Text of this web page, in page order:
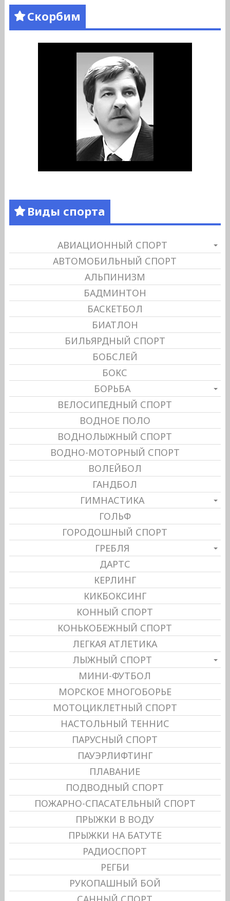
Скорбим
Виды спорта
АВИАЦИОННЫЙ СПОРТ
АВТОМОБИЛЬНЫЙ СПОРТ
АЛЬПИНИЗМ
БАДМИНТОН
БАСКЕТБОЛ
БИАТЛОН
БИЛЬЯРДНЫЙ СПОРТ
БОБСЛЕЙ
БОКС
БОРЬБА
ВЕЛОСИПЕДНЫЙ СПОРТ
ВОДНОЕ ПОЛО
ВОДНОЛЫЖНЫЙ СПОРТ
ВОДНО-МОТОРНЫЙ СПОРТ
ВОЛЕЙБОЛ
ГАНДБОЛ
ГИМНАСТИКА
ГОЛЬФ
ГОРОДОШНЫЙ СПОРТ
ГРЕБЛЯ
ДАРТС
КЕРЛИНГ
КИКБОКСИНГ
КОННЫЙ СПОРТ
КОНЬКОБЕЖНЫЙ СПОРТ
ЛЕГКАЯ АТЛЕТИКА
ЛЫЖНЫЙ СПОРТ
МИНИ-ФУТБОЛ
МОРСКОЕ МНОГОБОРЬЕ
МОТОЦИКЛЕТНЫЙ СПОРТ
НАСТОЛЬНЫЙ ТЕННИС
ПАРУСНЫЙ СПОРТ
ПАУЭРЛИФТИНГ
ПЛАВАНИЕ
ПОДВОДНЫЙ СПОРТ
ПОЖАРНО-СПАСАТЕЛЬНЫЙ СПОРТ
ПРЫЖКИ В ВОДУ
ПРЫЖКИ НА БАТУТЕ
РАДИОСПОРТ
РЕГБИ
РУКОПАШНЫЙ БОЙ